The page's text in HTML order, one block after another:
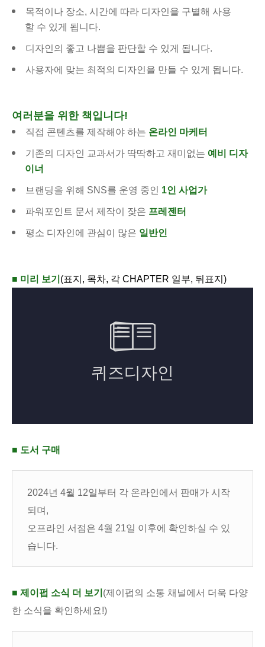
목적이나 장소, 시간에 따라 디자인을 구별해 사용
할 수 있게 됩니다.
디자인의 좋고 나쁨을 판단할 수 있게 됩니다.
사용자에 맞는 최적의 디자인을 만들 수 있게 됩니다.
여러분을 위한 책입니다!
직접 콘텐츠를 제작해야 하는 온라인 마케터
기존의 디자인 교과서가 딱딱하고 재미없는 예비 디자
이너
브랜딩을 위해 SNS를 운영 중인 1인 사업가
파워포인트 문서 제작이 잦은 프레젠터
평소 디자인에 관심이 많은 일반인
■ 미리 보기 (표지, 목차, 각 CHAPTER 일부, 뒤표지)
■ 도서 구매
2024년 4월 12일부터 각 온라인에서 판매가 시작
되며,
오프라인 서점은 4월 21일 이후에 확인하실 수 있
습니다.
■ 제이펍 소식 더 보기 (제이펍의 소통 채널에서 더욱 다양
한 소식을 확인하세요!)